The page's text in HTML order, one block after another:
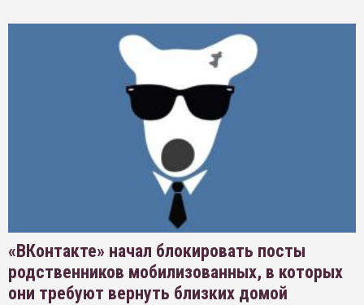
«ВКонтакте» начал блокировать посты
родственников мобилизованных, в которых
они требуют вернуть близких домой